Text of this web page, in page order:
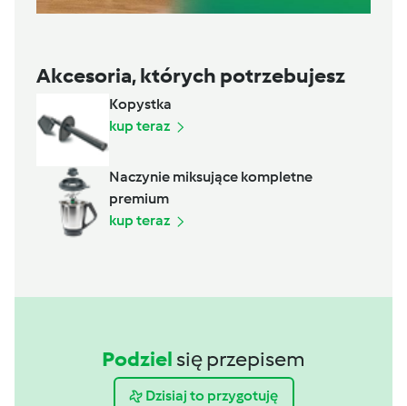
Akcesoria, których potrzebujesz
Kopystka
kup teraz
Naczynie miksujące kompletne
premium
kup teraz
Podziel się przepisem
Dzisiaj to przygotuję